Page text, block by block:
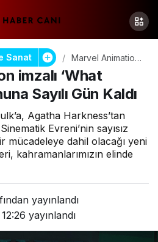
Sanat
Marvel Animation
imzalı ‘What
If…?’in 3.
Sezonuna Sayılı
Gün Kaldı
imzalı ‘What
Sayılı Gün Kaldı
Agatha Harkness’tan
Evreni’nin sayısız
mücadeleye dahil olacağı yeni
kahramanlarımızın elinde
yayınlandı
yayınlandı